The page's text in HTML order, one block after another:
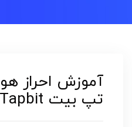
آموزش احراز
تپ بیت Tapbit